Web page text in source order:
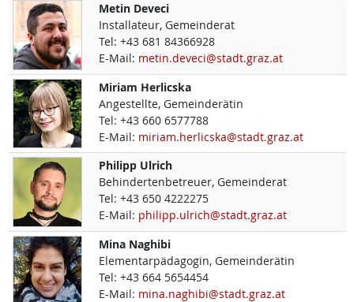
Metin Deveci
Installateur, Gemeinderat
Tel: +43 681 84366928
E-Mail: metin.deveci@stadt.graz.at
Miriam Herlicska
Angestellte, Gemeinderätin
Tel: +43 660 6577788
E-Mail: miriam.herlicska@stadt.graz.at
Philipp Ulrich
Behindertenbetreuer, Gemeinderat
Tel: +43 650 4222275
E-Mail: philipp.ulrich@stadt.graz.at
Mina Naghibi
Elementarpädagogin, Gemeinderätin
Tel: +43 664 5654454
E-Mail: mina.naghibi@stadt.graz.at